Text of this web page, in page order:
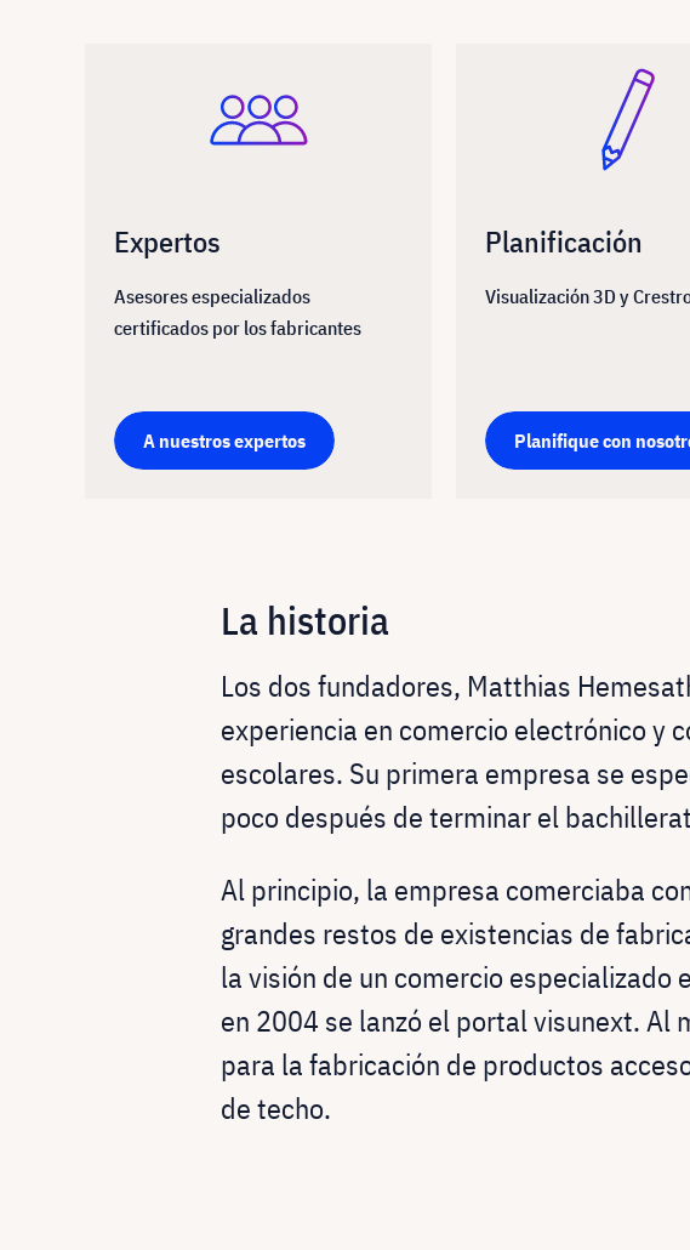
Expertos
Asesores especializados
certificados por los fabricantes
A nuestros expertos
Planificación
Visualización 3D y
Planifique con
La historia
Los dos fundadores, Matthias
experiencia en comercio electrónico y
escolares. Su primera empresa se
poco después de terminar el
Al principio, la empresa comerciaba
grandes restos de existencias de
la visión de un comercio especializado
en 2004 se lanzó el portal visunext. Al
para la fabricación de productos
de techo.